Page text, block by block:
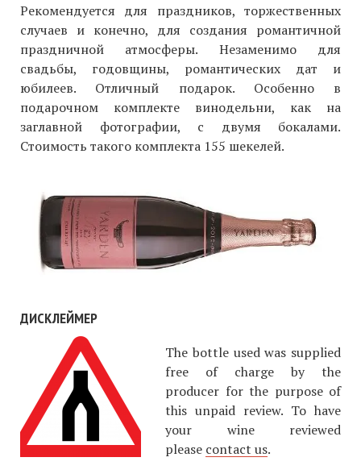
Рекомендуется для праздников, торжественных
случаев и конечно, для создания романтичной
праздничной атмосферы. Незаменимо для
свадьбы, годовщины, романтических дат и
юбилеев. Отличный подарок. Особенно в
подарочном комплекте винодельни, как на
заглавной фотографии, с двумя бокалами.
Стоимость такого комплекта 155 шекелей.
ДИСКЛЕЙМЕР
The bottle used was supplied
free of charge by the
producer for the purpose of
this unpaid review. To have
your wine reviewed
please contact us.